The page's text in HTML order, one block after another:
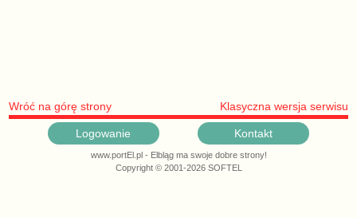
Wróć na górę strony Klasyczna wersja serwisu
Logowanie Kontakt
www.portEl.pl - Elbląg ma swoje dobre strony!
Copyright © 2001-2026 SOFTEL